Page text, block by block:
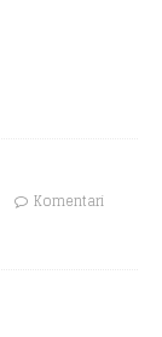
Komentari